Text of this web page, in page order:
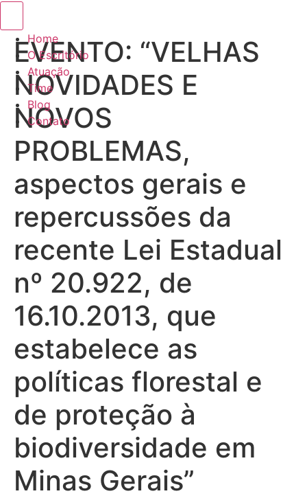
Home
O Escritório
Atuação
Time
Blog
Contato
EVENTO: “VELHAS
NOVIDADES E
NOVOS
PROBLEMAS,
aspectos gerais e
repercussões da
recente Lei Estadual
nº 20.922, de
16.10.2013, que
estabelece as
políticas florestal e
de proteção à
biodiversidade em
Minas Gerais”